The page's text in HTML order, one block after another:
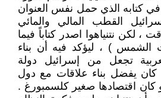
كتابه الذي حمل نفس العنوان
القطب المالي والمائي
لكن نتنياهوا اصدر كتاباً فيما
الشمس ) ، ليؤكد فيه أن بناء
تجعل من إسرائيل دولة
كان يفضل بناء علاقات مع دول
كان اقتصادها صغير كلسمبورغ .